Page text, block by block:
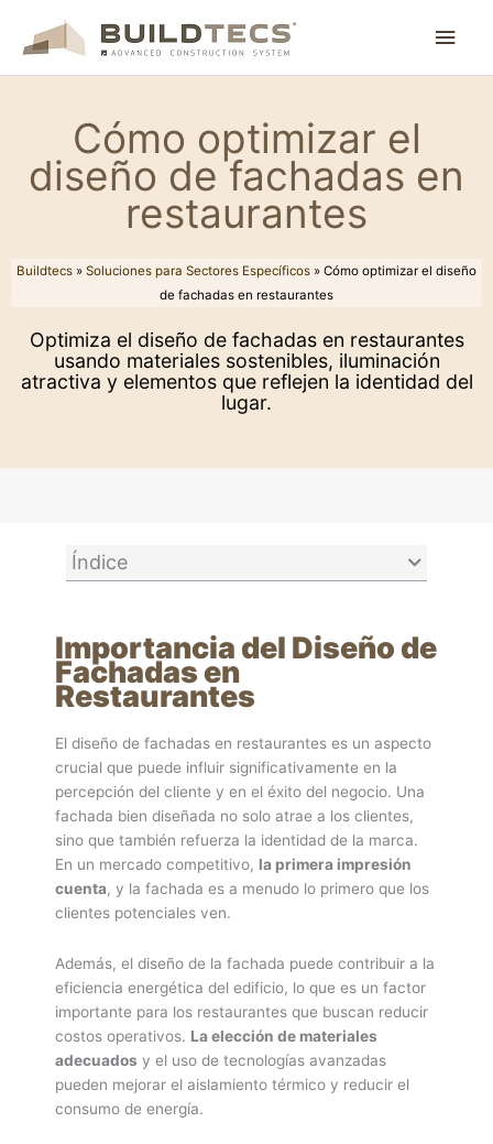
contenido
Cómo optimizar el
diseño de fachadas en
restaurantes
Buildtecs » Soluciones para Sectores Específicos » Cómo optimizar el diseño
de fachadas en restaurantes
Optimiza el diseño de fachadas en restaurantes
usando materiales sostenibles, iluminación
atractiva y elementos que reflejen la identidad del
lugar.
Índice
Importancia del Diseño de
Fachadas en
Restaurantes
El diseño de fachadas en restaurantes es un aspecto
crucial que puede influir significativamente en la
percepción del cliente y en el éxito del negocio. Una
fachada bien diseñada no solo atrae a los clientes,
sino que también refuerza la identidad de la marca.
En un mercado competitivo, la primera impresión
cuenta, y la fachada es a menudo lo primero que los
clientes potenciales ven.
Además, el diseño de la fachada puede contribuir a la
eficiencia energética del edificio, lo que es un factor
importante para los restaurantes que buscan reducir
costos operativos. La elección de materiales
adecuados y el uso de tecnologías avanzadas
pueden mejorar el aislamiento térmico y reducir el
consumo de energía.